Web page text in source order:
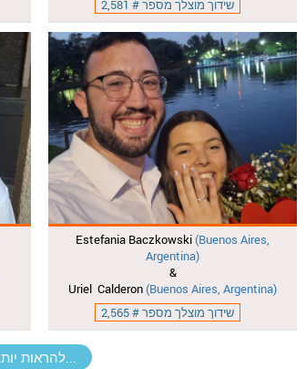
שידוך מוצלך מספר # 2,581
Estefania Baczkowski(Buenos Aires,
Argentina)
&
Uriel Calderon(Buenos Aires, Argentina)
שידוך מוצלך מספר # 2,565
להראות יותר...